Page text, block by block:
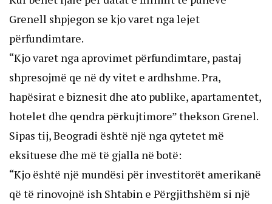
Grenell shpjegon se kjo varet nga lejet
përfundimtare.
“Kjo varet nga aprovimet përfundimtare, pastaj
shpresojmë qe në dy vitet e ardhshme. Pra,
hapësirat e biznesit dhe ato publike, apartamentet,
hotelet dhe qendra përkujtimore” thekson Grenel.
Sipas tij, Beogradi është një nga qytetet më
eksituese dhe më të gjalla në botë:
“Kjo është një mundësi për investitorët amerikanë
që të rinovojnë ish Shtabin e Përgjithshëm si një